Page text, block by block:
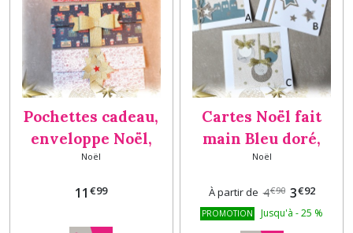
Pochettes cadeau,
enveloppe Noël,
porte chèque, billet,
carte cadeau fait
Noeud
Noël
11 €99
Cartes Noël fait
main Bleu doré,
carte de vœux, carte
originale Version 2x
Noël
À partir de 4€90 3€92
PROMOTION Jusqu'à -25 %